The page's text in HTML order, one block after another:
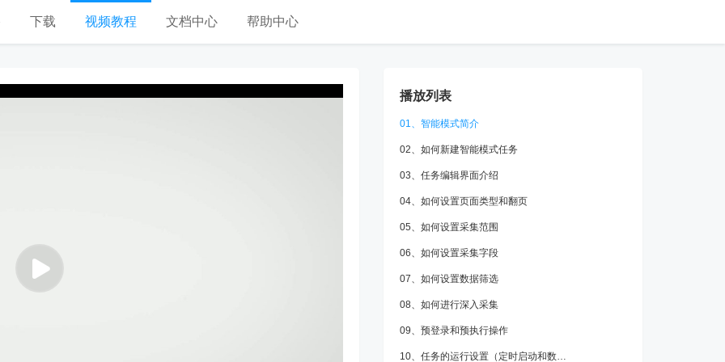
下载 视频教程 文档中心 帮助中心
播放列表
01、智能模式简介
02、如何新建智能模式任务
03、任务编辑界面介绍
04、如何设置页面类型和翻页
05、如何设置采集范围
06、如何设置采集字段
07、如何设置数据筛选
08、如何进行深入采集
09、预登录和预执行操作